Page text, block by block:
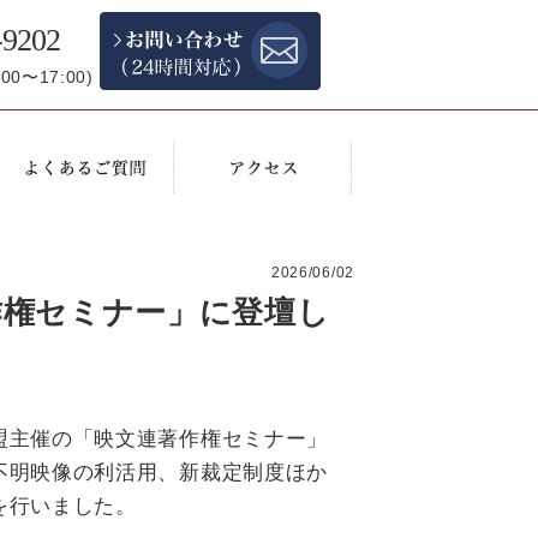
〜17:00)
2026/06/02
セミナー」に登壇し
催の「映文連著作権セミナー」
映像の利活用、新裁定制度ほか
いました。